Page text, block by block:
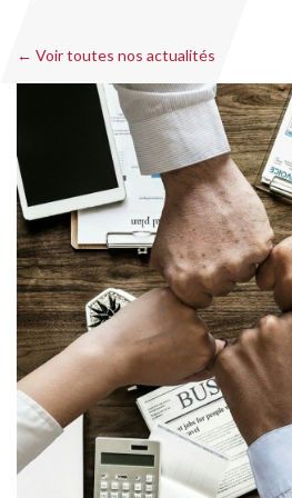
← Voir toutes nos actualités